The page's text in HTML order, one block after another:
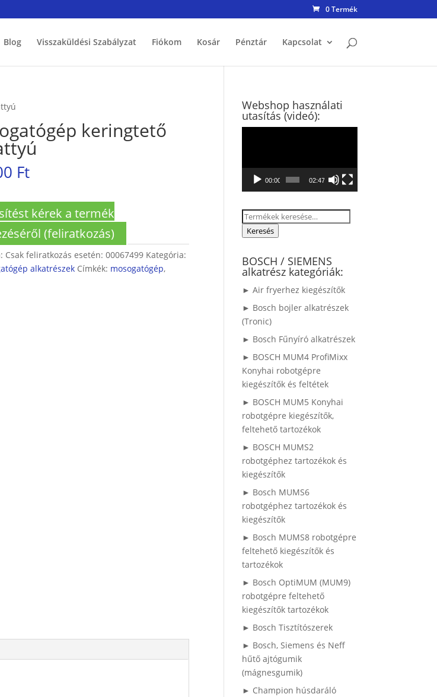
0 Termék
Blog Visszaküldési Szabályzat Fiókom Kosár Pénztár Kapcsolat
keringtető
Ft
kérek a termék
(feliratkozás)
Csak feliratkozás esetén: 00067499 Kategória:
alkatrészek Címkék: mosogatógép,
Webshop használati
utasítás (videó):
00:00 02:47
Keresés
Keresés
BOSCH / SIEMENS
alkatrész kategóriák:
► Air fryerhez kiegészítők
► Bosch bojler alkatrészek
(Tronic)
► Bosch Fűnyíró alkatrészek
► BOSCH MUM4 ProfiMixx
Konyhai robotgépre
kiegészítők és feltétek
► BOSCH MUM5 Konyhai
robotgépre kiegészítők,
feltehető tartozékok
► BOSCH MUMS2
robotgéphez tartozékok és
kiegészítők
► Bosch MUMS6
robotgéphez tartozékok és
kiegészítők
► Bosch MUMS8 robotgépre
feltehető kiegészítők és
tartozékok
► Bosch OptiMUM (MUM9)
robotgépre feltehető
kiegészítők tartozékok
► Bosch Tisztítószerek
► Bosch, Siemens és Neff
hűtő ajtógumik
(mágnesgumik)
► Champion húsdaráló